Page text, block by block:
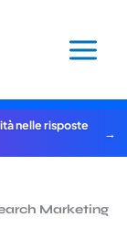
nelle risposte
Marketing